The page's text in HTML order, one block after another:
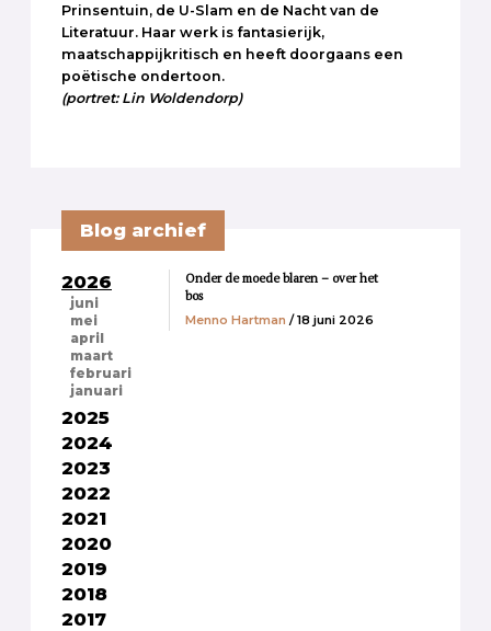
Prinsentuin, de U-Slam en de Nacht van de
Literatuur. Haar werk is fantasierijk,
maatschappijkritisch en heeft doorgaans een
poëtische ondertoon.
(portret: Lin Woldendorp)
Blog archief
2026
juni
mei
april
maart
februari
januari
2025
2024
2023
2022
2021
2020
2019
2018
2017
Onder de moede blaren – over het
bos
Menno Hartman / 18 juni 2026